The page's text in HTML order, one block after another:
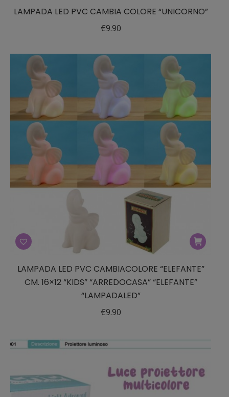
LAMPADA LED PVC CAMBIA COLORE “UNICORNO”
€9.90
LAMPADA LED PVC CAMBIACOLORE “ELEFANTE”
CM. 16×12 “KIDS” “ARREDOCASA” “ELEFANTE”
“LAMPADALED”
€9.90